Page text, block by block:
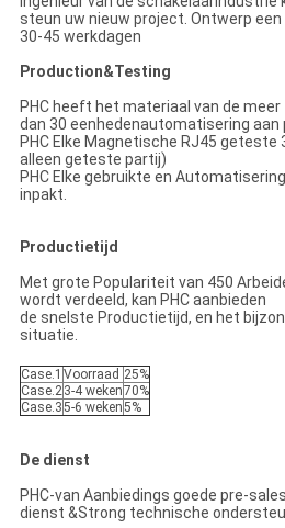
steun uw nieuw project. Ontwerp
30-45 werkdagen
Production&Testing
PHC heeft het materiaal van de meer
dan 30 eenhedenautomatisering aan
PHC Elke Magnetische RJ45
alleen geteste partij)
PHC Elke gebruikte en
inpakt.
Productietijd
Met grote Populariteit van 450
wordt verdeeld, kan PHC aanbieden
de snelste Productietijd, en het
situatie.
Case.1 Voorraad 25%
Case.2 3-4 weken70%
Case.35-6 weken5%
De dienst
PHC-van Aanbiedings goede pre-
dienst &Strong technische